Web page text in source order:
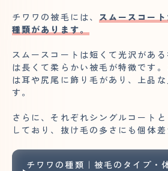
チワワの被毛には、 スムースコー
種類があります。
スムースコートは短くて光沢があ
は長くて柔らかい被毛が特徴です
は耳や尻尾に飾り毛があり、上品
す。
さらに、それぞれシングルコート
しており、抜け毛の多さにも個体差
チワワの種類｜被毛のタイプ・